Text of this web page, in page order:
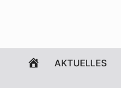
WILLKOMMEN
AKTUELLES